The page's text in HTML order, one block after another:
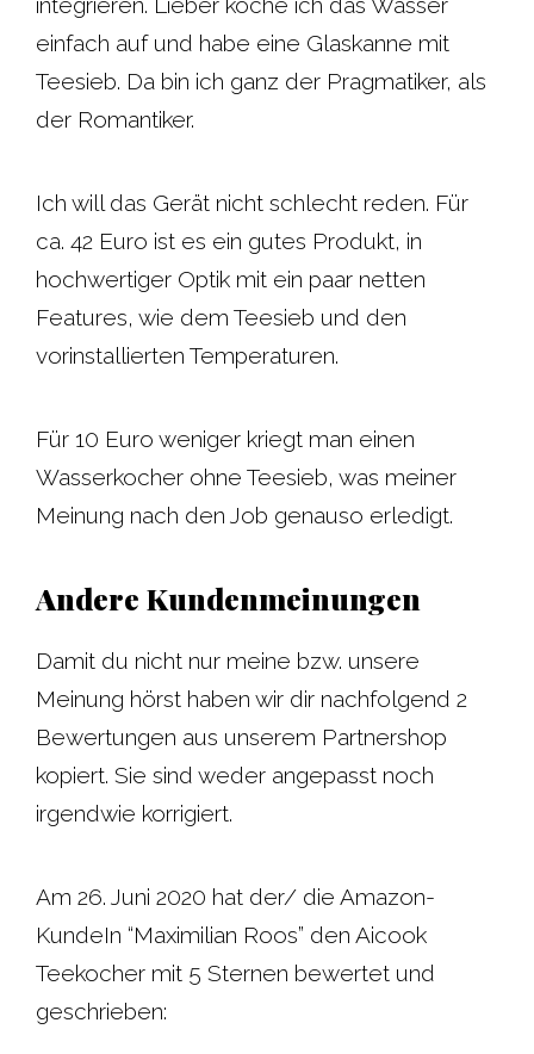
einfach auf und habe eine Glaskanne mit
Teesieb. Da bin ich ganz der Pragmatiker, als
der Romantiker.
Ich will das Gerät nicht schlecht reden. Für
ca. 42 Euro ist es ein gutes Produkt, in
hochwertiger Optik mit ein paar netten
Features, wie dem Teesieb und den
vorinstallierten Temperaturen.
Für 10 Euro weniger kriegt man einen
Wasserkocher ohne Teesieb, was meiner
Meinung nach den Job genauso erledigt.
Andere Kundenmeinungen
Damit du nicht nur meine bzw. unsere
Meinung hörst haben wir dir nachfolgend 2
Bewertungen aus unserem Partnershop
kopiert. Sie sind weder angepasst noch
irgendwie korrigiert.
Am 26. Juni 2020 hat der/ die Amazon-
KundeIn “Maximilian Roos” den Aicook
Teekocher mit 5 Sternen bewertet und
geschrieben: